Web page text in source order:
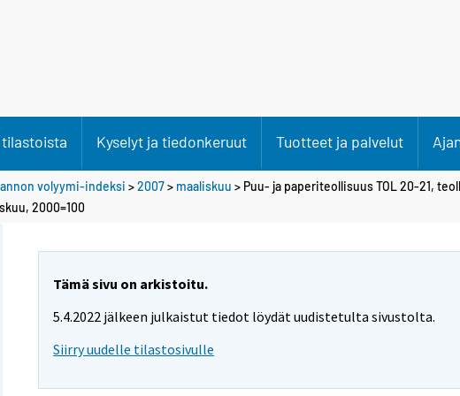
Kyselyt ja tiedonkeruut Tuotteet ja palvelut
volyymi-indeksi >2007> maaliskuu > Puu- ja paperiteollisuus TOL 20-21,
2000=100
Tämä sivu on arkistoitu.
5.4.2022 jälkeen julkaistut tiedot löydät uudistetulta sivustolta.
Siirry uudelle tilastosivulle